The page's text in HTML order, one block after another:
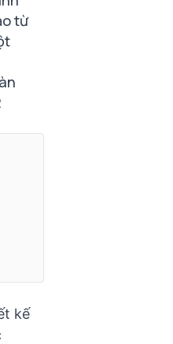
từ
kế